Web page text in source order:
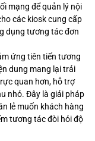
mạng để quản lý nội
các kiosk cung cấp
dụng tương tác đơn
ứng tiên tiến tương
dung mang lại trải
quan hơn, hỗ trợ
nhỏ. Đây là giải pháp
lẻ muốn khách hàng
tương tác đòi hỏi độ